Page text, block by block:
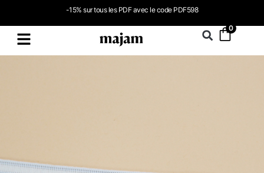
-15% sur tous les PDF avec le code PDF598
0